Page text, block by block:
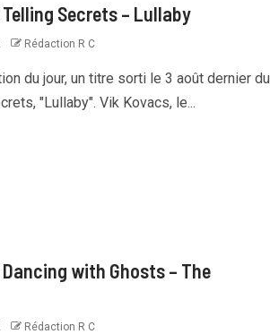
Secrets – Lullaby
Rédaction R C
du jour, un titre sorti le 3 août dernier du
"Lullaby". Vik Kovacs, le...
with Ghosts – The
Rédaction R C